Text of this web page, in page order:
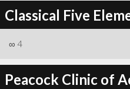
Classical Five
∞ 4
Peacock Clinic of